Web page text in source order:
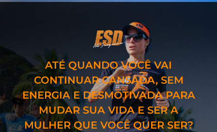
ATÉ QUANDO VOCÊ VAI
CONTINUAR CANSADA, SEM
ENERGIA E DESMOTIVADA PARA
MUDAR SUA VIDA E SER A
MULHER QUE VOCÊ QUER SER?